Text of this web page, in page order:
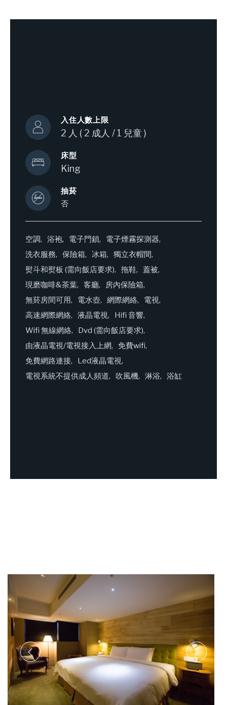
入住人數上限
2 人 ( 2 成人 / 1 兒童 )
床型
King
抽菸
否
空調 浴袍 電子門鎖
電子煙霧探測器
洗衣服務
保險箱 冰箱
獨立衣帽間
熨斗和熨板 (需向飯店要求)
拖鞋
蓋被
現磨咖啡&茶葉
客廳
房內保險箱
無菸房間可用
電水壺 網際網絡
電視
高速網際網絡
液晶電視
Hifi 音響
Wifi 無線網絡
Dvd (需向飯店要求)
由液晶電視/電視接入上網
免費wifi
免費網路連接
Led液晶電視
電視系統不提供成人頻道
吹風機 淋浴 浴缸